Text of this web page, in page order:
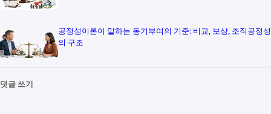
공정성이론이 말하는 동기부여의 기준: 비교, 보상, 조직공정성
의 구조
댓글 쓰기